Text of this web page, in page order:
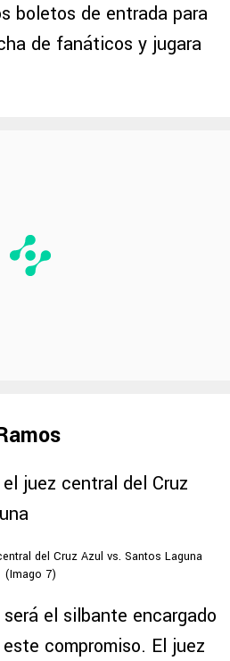
boletos de entrada para
de fanáticos y jugara
del Cruz Azul vs. Santos Laguna
(Imago 7)
el silbante encargado
compromiso. El juez